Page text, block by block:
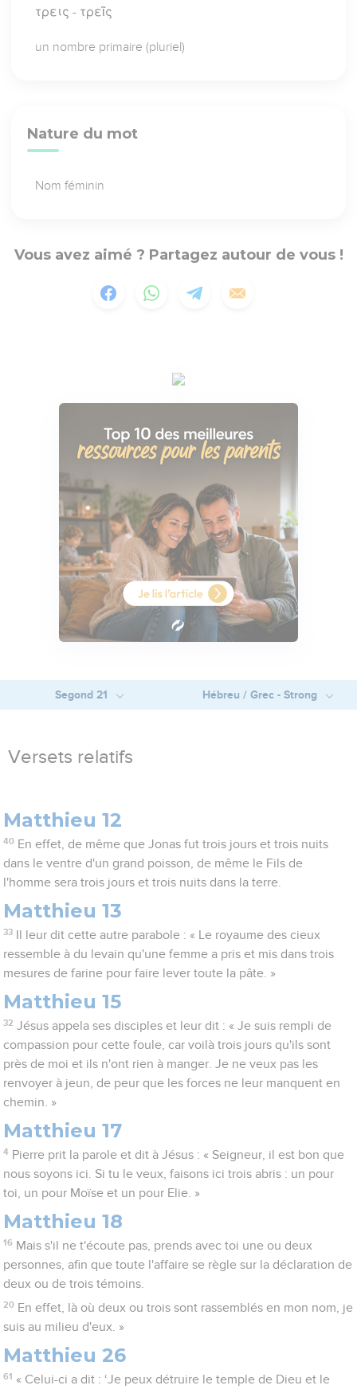
τρεις - τρεῖς
un nombre primaire (pluriel)
Nature du mot
Nom féminin
Vous avez aimé ? Partagez autour de vous !
Segond 21 Hébreu / Grec - Strong
Versets relatifs
Matthieu 12
40 En effet, de même que Jonas fut trois jours et trois nuits
dans le ventre d'un grand poisson, de même le Fils de
l'homme sera trois jours et trois nuits dans la terre.
Matthieu 13
33
Il leur dit cette autre parabole : « Le royaume des cieux
ressemble à du levain qu'une femme a pris et mis dans trois
mesures de farine pour faire lever toute la pâte. »
Matthieu 15
32 Jésus appela ses disciples et leur dit : « Je suis rempli de
compassion pour cette foule, car voilà trois jours qu'ils sont
près de moi et ils n'ont rien à manger. Je ne veux pas les
renvoyer à jeun, de peur que les forces ne leur manquent en
chemin. »
Matthieu 17
4 Pierre prit la parole et dit à Jésus : « Seigneur, il est bon que
nous soyons ici. Si tu le veux, faisons ici trois abris : un pour
toi, un pour Moïse et un pour Elie. »
Matthieu 18
16 Mais s'il ne t'écoute pas, prends avec toi une ou deux
personnes, afin que toute l'affaire se règle sur la déclaration de
deux ou de trois témoins.
20 En effet, là où deux ou trois sont rassemblés en mon nom, je
suis au milieu d'eux. »
Matthieu 26
61 « Celui-ci a dit : ‘Je peux détruire le temple de Dieu et le